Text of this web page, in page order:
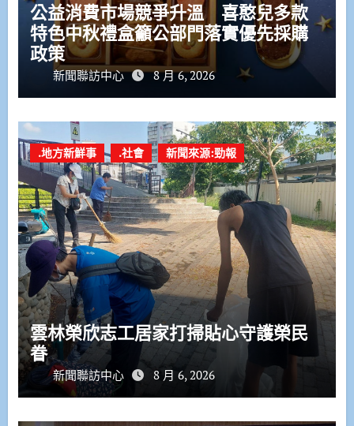
公益消費市場競爭升溫 喜憨兒多款
特色中秋禮盒籲公部門落實優先採購
政策
新聞聯訪中心 8 月 6, 2026
.地方新鮮事 .社會 新聞來源:勁報
雲林榮欣志工居家打掃貼心守護榮民
眷
新聞聯訪中心 8 月 6, 2026